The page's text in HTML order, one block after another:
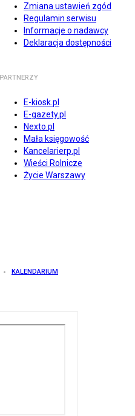
Zmiana ustawień zgód
Regulamin serwisu
Informacje o nadawcy
Deklaracja dostępności
PARTNERZY
E-kiosk.pl
E-gazety.pl
Nexto.pl
Mała księgowość
Kancelarierp.pl
Wieści Rolnicze
Życie Warszawy
KALENDARIUM